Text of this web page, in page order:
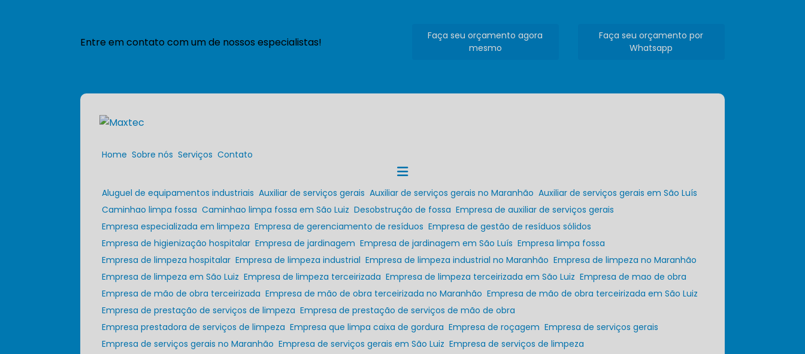
Entre em contato com um de nossos especialistas!
Faça seu orçamento agora
mesmo
Faça seu orçamento por
Whatsapp
Home Sobre nós Serviços Contato
Aluguel de equipamentos industriais Auxiliar de serviços gerais Auxiliar de serviços gerais no Maranhão
Auxiliar de serviços gerais em São Luís
Caminhao limpa fossa
Caminhao limpa fossa em São Luiz Desobstrução de fossa
Empresa de auxiliar de serviços gerais
Empresa especializada em limpeza
Empresa de gerenciamento de resíduos
Empresa de gestão de resíduos sólidos
Empresa de higienização hospitalar
Empresa de jardinagem Empresa de jardinagem em São Luís
Empresa limpa fossa
Empresa de limpeza hospitalar
Empresa de limpeza industrial Empresa de limpeza industrial no Maranhão
Empresa de limpeza no Maranhão
Empresa de limpeza em São Luiz
Empresa de limpeza terceirizada Empresa de limpeza terceirizada em São Luiz
Empresa de mao de obra
Empresa de mão de obra terceirizada
Empresa de mão de obra terceirizada no Maranhão
Empresa de mão de obra terceirizada em São Luiz
Empresa de prestação de serviços de limpeza
Empresa de prestação de serviços de mão de obra
Empresa prestadora de serviços de limpeza
Empresa que limpa caixa de gordura Empresa de roçagem
Empresa de serviços gerais
Empresa de serviços gerais no Maranhão
Empresa de serviços gerais em São Luiz
Empresa de serviços de limpeza